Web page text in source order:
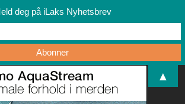
deg på iLaks Nyhetsbrev
▲